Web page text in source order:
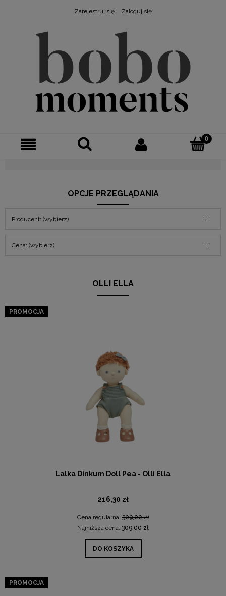
Zarejestruj się Zaloguj się
OPCJE PRZEGLĄDANIA
Producent: (wybierz)
Cena: (wybierz)
OLLI ELLA
Lalka Dinkum Doll Pea - Olli Ella
216,30 zł
Cena regularna:309,00 zł
Najniższa cena: 309,00 zł
DO KOSZYKA
PROMOCJA
PROMOCJA